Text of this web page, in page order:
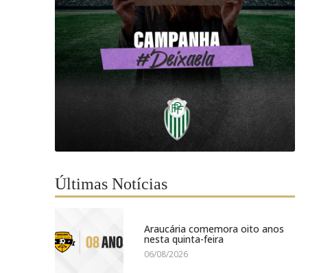
Últimas Notícias
Araucária comemora oito anos
nesta quinta-feira
06/08/2026